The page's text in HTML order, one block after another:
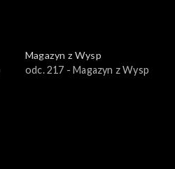
Magazyn z Wysp
odc. 217 - Magazyn z Wysp